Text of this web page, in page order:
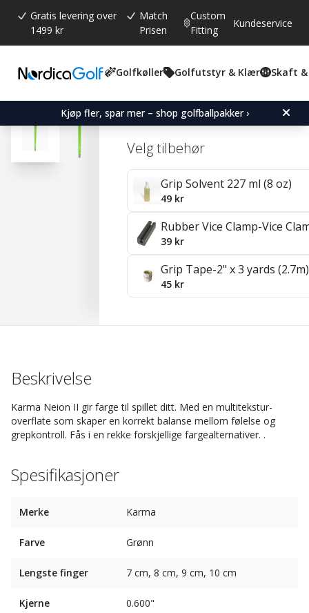
Gratis levering over
1499 kr
Match
Prisen
Custom
Fitting
Kundeservice
Golfkøller Golfutstyr & Klær Skaft &
Kjøp fler, spar mer – shop golfballpakker ›
Gjennomsnittskarakter:
4.7 (stemmer:
41)
Karma Neion II Green
Velg tilbehør
Grip Solvent 227 ml (8 oz)
49 kr
Rubber Vice Clamp-Vice
39 kr
Grip Tape-2" x 3 yards (2.7m)
45 kr
Beskrivelse
Karma Neion II gir farge til spillet ditt. Med en multitekstur-
overflate som skaper en korrekt balanse mellom følelse og
grepkontroll. Fås i en rekke forskjellige fargealternativer. .
Spesifikasjoner
Merke Karma
Farve Grønn
Lengste finger 7 cm, 8 cm, 9 cm, 10 cm
Kjerne 0.600"